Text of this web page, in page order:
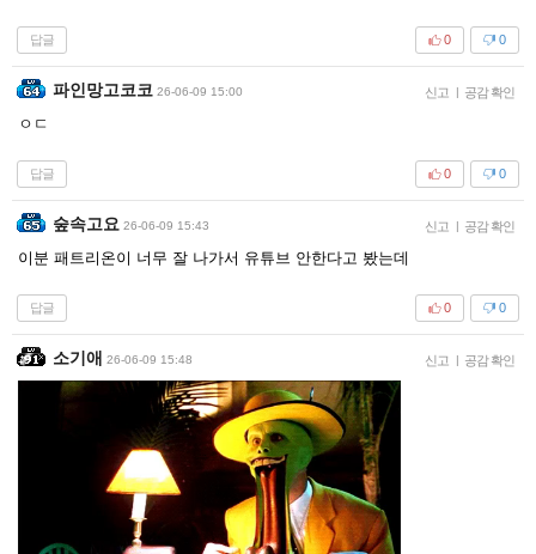
답글 0
0
파인망고코코 26-06-09 15:00 신고 | 공감 확인
ㅇㄷ
답글 0
0
숲속고요 26-06-09 15:43 신고 | 공감 확인
이분 패트리온이 너무 잘 나가서 유튜브 안한다고 봤는데
답글 0
0
소기애 26-06-09 15:48 신고 | 공감 확인